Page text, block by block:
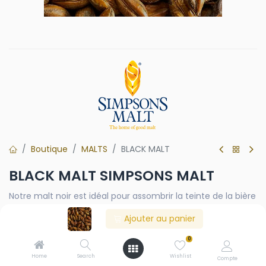
Ajouter au panier
Home Search
0
Wishlist Compte
Boutique MALTS BLACK MALT
BLACK MALT SIMPSONS MALT
Notre malt noir est idéal pour assombrir la teinte de la bière
sans lui conférer trop d'astringence ni de torréfaction. Son
goût est étonnamment neutre, avec une sécheresse
distincte qui en fait un produit d'une polyvalence
incroyable.